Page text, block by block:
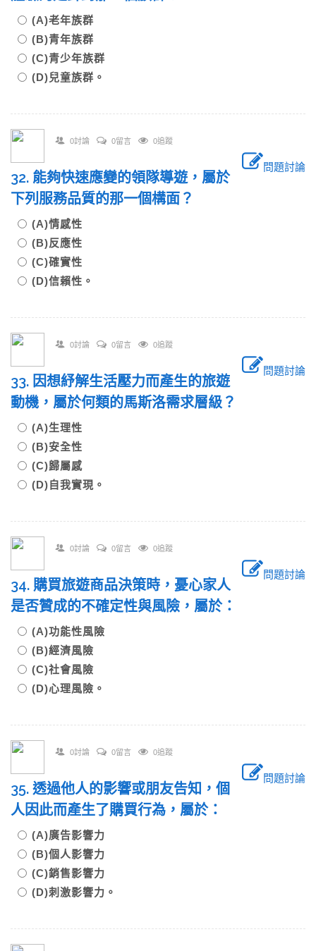
(A)老年族群
(B)青年族群
(C)青少年族群
(D)兒童族群。
0討論 0留言 0追蹤
問題討論
32. 能夠快速應變的領隊導遊，屬於
下列服務品質的那一個構面？
(A)情感性
(B)反應性
(C)確實性
(D)信賴性。
0討論 0留言 0追蹤
問題討論
33. 因想紓解生活壓力而產生的旅遊
動機，屬於何類的馬斯洛需求層級？
(A)生理性
(B)安全性
(C)歸屬感
(D)自我實現。
0討論 0留言 0追蹤
問題討論
34. 購買旅遊商品決策時，憂心家人
是否贊成的不確定性與風險，屬於：
(A)功能性風險
(B)經濟風險
(C)社會風險
(D)心理風險。
0討論 0留言 0追蹤
問題討論
35. 透過他人的影響或朋友告知，個
人因此而產生了購買行為，屬於：
(A)廣告影響力
(B)個人影響力
(C)銷售影響力
(D)刺激影響力。